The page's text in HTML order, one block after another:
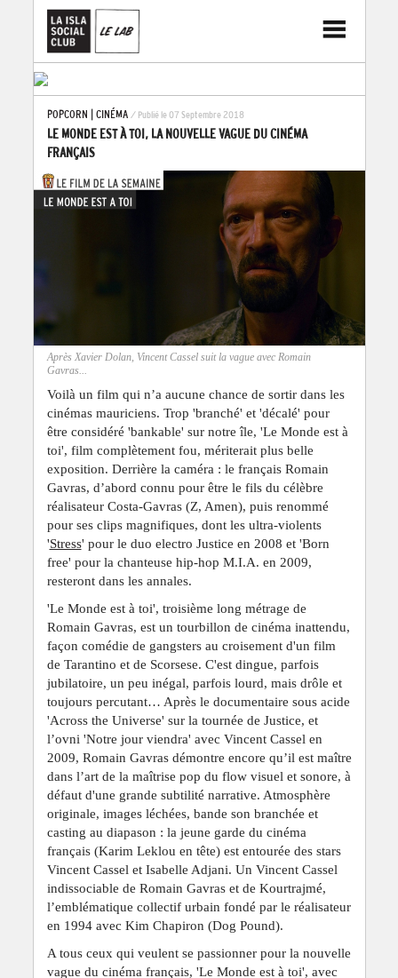
POPCORN CINÉMA / Publié le 07 Septembre 2018
LE MONDE EST À TOI, LA NOUVELLE VAGUE DU CINÉMA
FRANÇAIS
Après Xavier Dolan, Vincent Cassel suit la vague avec Romain
Gavras...
Voilà un film qui n’a aucune chance de sortir dans les
cinémas mauriciens. Trop 'branché' et 'décalé' pour
être considéré 'bankable' sur notre île, 'Le Monde est à
toi', film complètement fou, mériterait plus belle
exposition. Derrière la caméra : le français Romain
Gavras, d’abord connu pour être le fils du célèbre
réalisateur Costa-Gavras (Z, Amen), puis renommé
pour ses clips magnifiques, dont les ultra-violents
'Stress' pour le duo electro Justice en 2008 et 'Born
free' pour la chanteuse hip-hop M.I.A. en 2009,
resteront dans les annales.
'Le Monde est à toi', troisième long métrage de
Romain Gavras, est un tourbillon de cinéma inattendu,
façon comédie de gangsters au croisement d'un film
de Tarantino et de Scorsese. C'est dingue, parfois
jubilatoire, un peu inégal, parfois lourd, mais drôle et
toujours percutant… Après le documentaire sous acide
'Across the Universe' sur la tournée de Justice, et
l’ovni 'Notre jour viendra' avec Vincent Cassel en
2009, Romain Gavras démontre encore qu’il est maître
dans l’art de la maîtrise pop du flow visuel et sonore, à
défaut d'une grande subtilité narrative. Atmosphère
originale, images léchées, bande son branchée et
casting au diapason : la jeune garde du cinéma
français (Karim Leklou en tête) est entourée des stars
Vincent Cassel et Isabelle Adjani. Un Vincent Cassel
indissociable de Romain Gavras et de Kourtrajmé,
l’emblématique collectif urbain fondé par le réalisateur
en 1994 avec Kim Chapiron (Dog Pound).
A tous ceux qui veulent se passionner pour la nouvelle
vague du cinéma français, 'Le Monde est à toi', avec